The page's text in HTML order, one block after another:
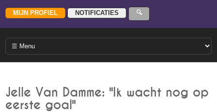
Jelle Van Damme: "Ik wacht nog op
eerste goal"